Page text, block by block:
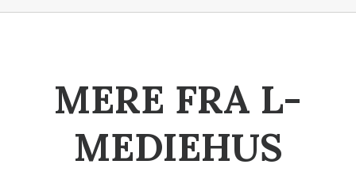
MERE FRA L-
MEDIEHUS